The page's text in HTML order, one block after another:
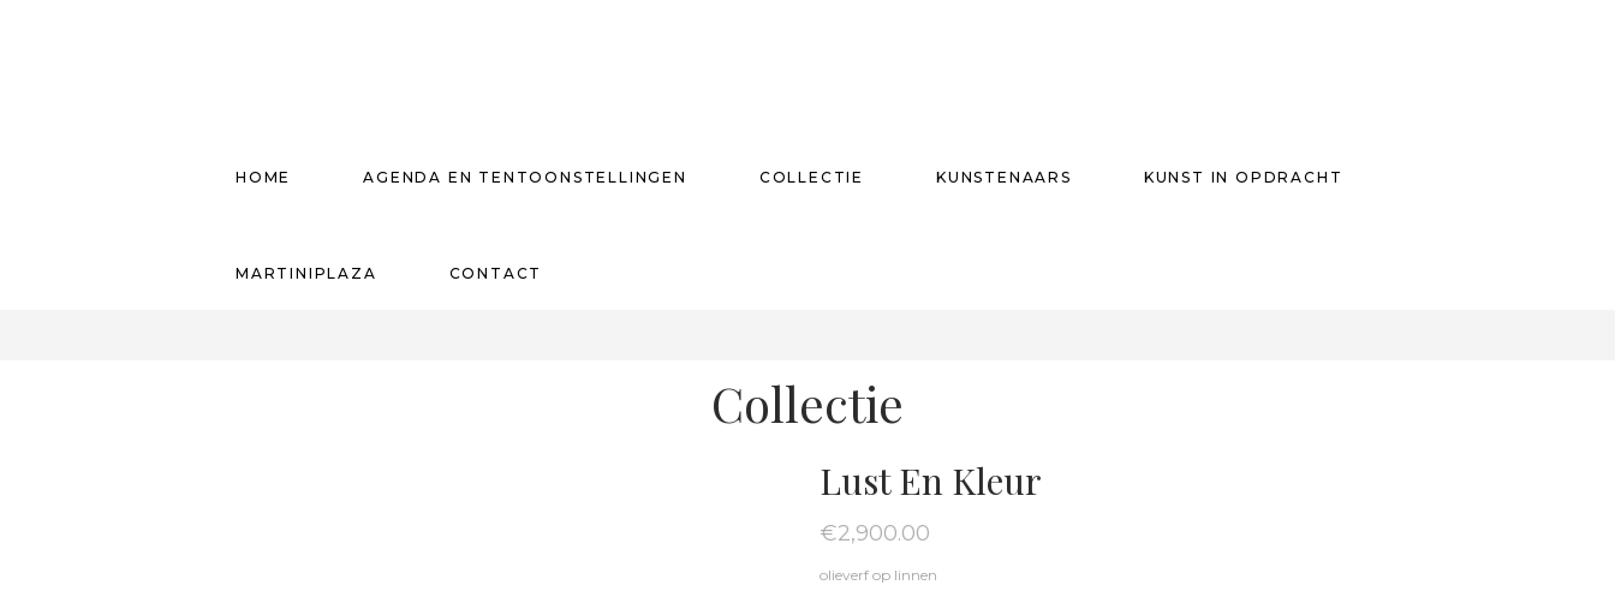
HOME AGENDA EN TENTOONSTELLINGEN COLLECTIE KUNSTENAARS KUNST IN OPDRACHT
MARTINIPLAZA CONTACT
Collectie
Lust En Kleur
€2,900.00
olieverf op linnen